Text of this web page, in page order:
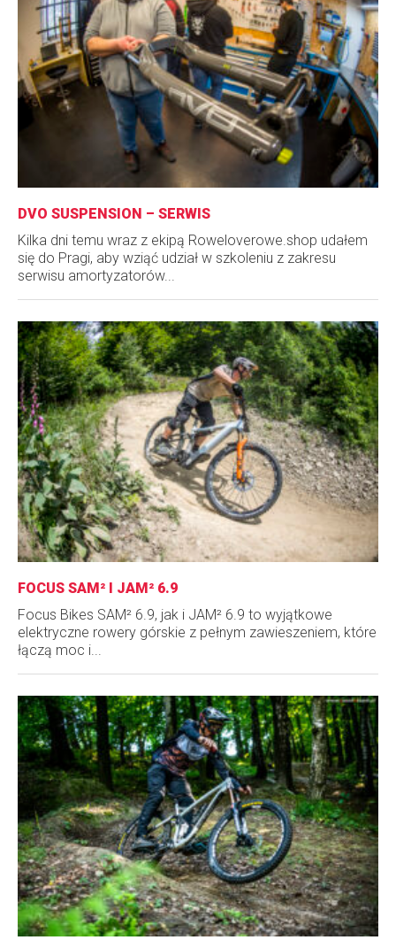
DVO SUSPENSION – SERWIS
Kilka dni temu wraz z ekipą Roweloverowe.shop udałem
się do Pragi, aby wziąć udział w szkoleniu z zakresu
serwisu amortyzatorów...
FOCUS SAM² I JAM² 6.9
Focus Bikes SAM² 6.9, jak i JAM² 6.9 to wyjątkowe
elektryczne rowery górskie z pełnym zawieszeniem, które
łączą moc i...